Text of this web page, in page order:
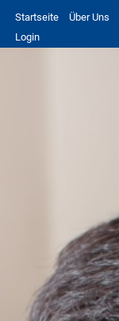
Startseite Über Uns
Login